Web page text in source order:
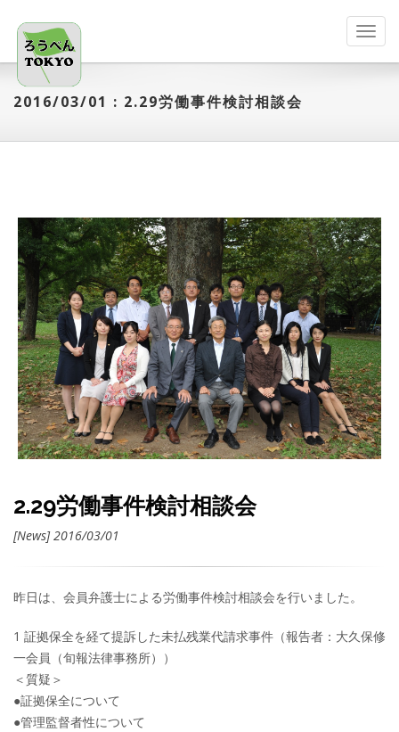
2016/03/01 : 2.29労働事件検討相談会
2.29労働事件検討相談会
[News] 2016/03/01
昨日は、会員弁護士による労働事件検討相談会を行いました。
1 証拠保全を経て提訴した未払残業代請求事件（報告者：大久保修
一会員（旬報法律事務所））
＜質疑＞
●証拠保全について
●管理監督者性について